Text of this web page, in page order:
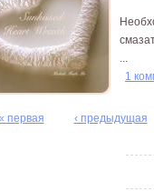
1
первая ‹ предыдущая